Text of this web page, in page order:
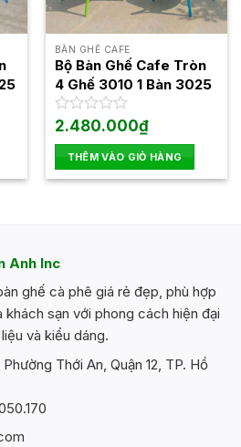
BÀN GHẾ CAFE
Bộ Bàn Ghế Cafe Tròn
4 Ghế 3010 1 Bàn 3025
Được
hạng
0
5
2.480.000₫
THÊM VÀO GIỎ HÀNG
Anh Inc
ghế cà phê giá rẻ đẹp, phù hợp
khách sạn với phong cách hiện đại
và kiểu dáng.
Thới An, Quận 12, TP. Hồ